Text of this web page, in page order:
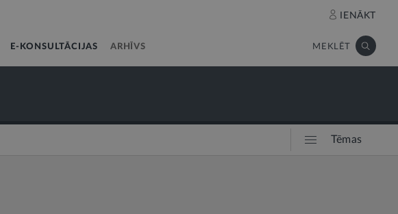
IENĀKT
E-KONSULTĀCIJAS ARHĪVS MEKLĒT
Tēmas